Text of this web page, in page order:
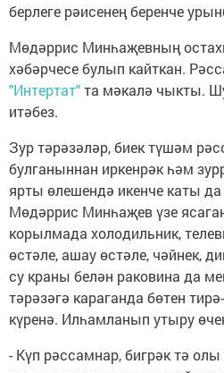
берлеге рәисенең беренче
Мөдәррис Минһаҗевның
хәбәрчесе булып кайткан.
"Интертат"та мәкалә чыкты.
итәбез.
Зур тәрәзәләр, биек түшәм
булганыннан иркенрәк һәм
ярты өлешендә икенче каты
Мөдәррис Минһаҗев үзе
корылмада холодильник,
өстәле, ашау өстәле, чәйнек,
су краны белән раковина да
тәрәзәгә караганда бөтен
күренә. Илһамланып утыру
- Күп рәссамнар, бигрәк тә